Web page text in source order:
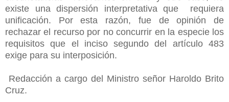
existe una dispersión interpretativa que requiera
unificación. Por esta razón, fue de opinión de
rechazar el recurso por no concurrir en la especie los
requisitos que el inciso segundo del artículo 483
exige para su interposición.
Redacción a cargo del Ministro señor Haroldo Brito
Cruz.